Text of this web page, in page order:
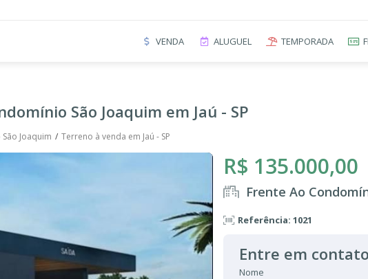
VENDA ALUGUEL TEMPORADA
São Joaquim em Jaú - SP
Joaquim Terreno à venda em Jaú - SP
R$ 135.000,00
Frente Ao
Referência: 1021
Entre em contato
Nome